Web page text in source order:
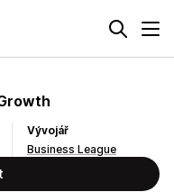
Vývojář
Business League